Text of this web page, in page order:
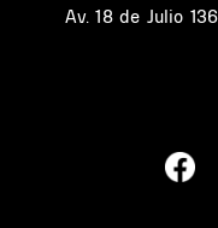
Av. 18 de Julio